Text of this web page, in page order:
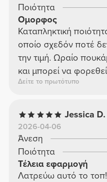
Ποιότητα
Ομορφος
Καταπληκτική
οποίο σχεδόν ποτέ
την τιμή. Ωραίο
και μπορεί να
Δείτε το πρωτότυπο
Jessica D.
2026-04-06
Άνεση
Ποιότητα
Τέλεια εφαρμογή
Λατρεύω αυτό το τοπ!